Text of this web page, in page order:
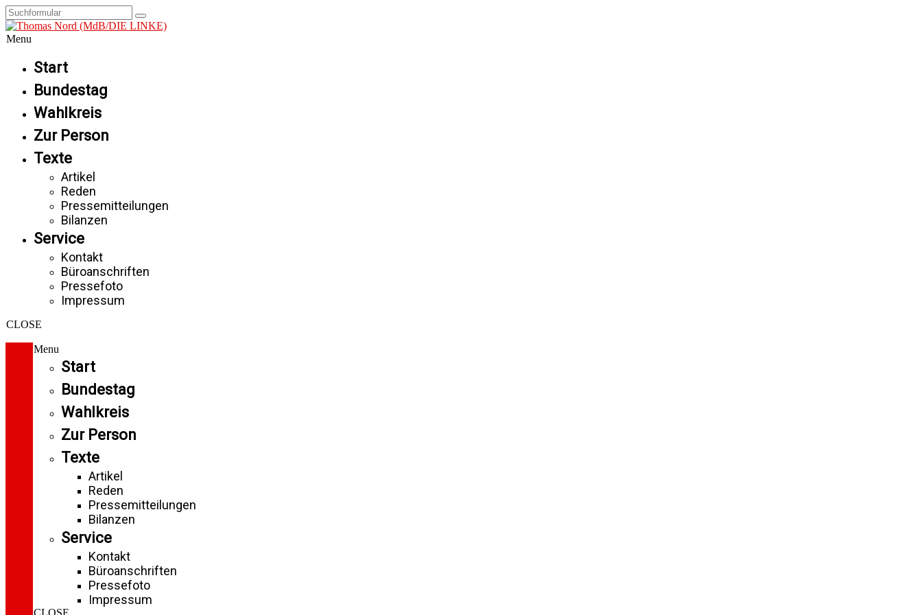
Menu
Start
Bundestag
Wahlkreis
Zur Person
Texte
Artikel
Reden
Pressemitteilungen
Bilanzen
Service
Kontakt
Büroanschriften
Pressefoto
Impressum
CLOSE
Menu
Start
Bundestag
Wahlkreis
Zur Person
Texte
Artikel
Reden
Pressemitteilungen
Bilanzen
Service
Kontakt
Büroanschriften
Pressefoto
Impressum
CLOSE